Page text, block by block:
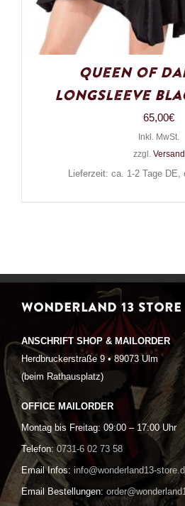
Queen of
Longsleeve
65,00€
Inkl. MwSt.
zzgl. Versand
Lieferzeit: ca. 1-2 Tage DE,
WONDERLAND 13 STORE
ANSCHRIFT SHOP & MAILORDER
Herdbruckerstraße 9 • 89073 Ulm
(beim Rathausplatz)
OFFICE MAILORDER
Montag bis Freitag: 09:00 – 17:00 Uhr
Telefon: 0731-6 02 73 58
Email Infos: info@wonderland13-
Email Bestellungen: